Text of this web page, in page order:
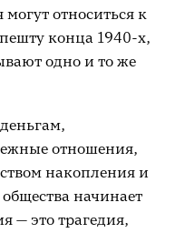
относиться к
конца 1940-х,
одно и то же
отношения,
накопления и
начинает
— это трагедия,